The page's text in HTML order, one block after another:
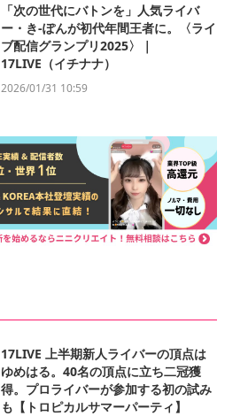
「次の世代にバトンを」人気ライバ
ー・き-ぽんが初代年間王者に。〈ライ
ブ配信グランプリ2025〉｜
17LIVE（イチナナ）
2026/01/31 10:59
17LIVE 上半期新人ライバーの頂点は
ゆめはる。40名の頂点に立ち二冠獲
得。プロライバーが参加する初の試み
も【トロピカルサマーパーティ】